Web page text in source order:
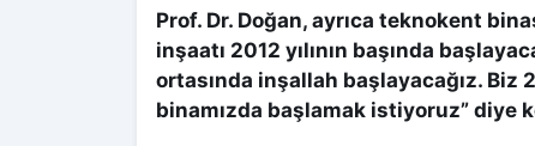
Prof. Dr. Doğan, ayrıca teknokent
inşaatı 2012 yılının başında
ortasında inşallah başlayacağız. Biz
binamızda başlamak istiyoruz” diye